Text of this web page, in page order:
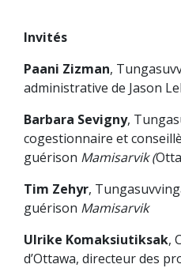
Invités
Paani Zizman,
administrative de Jason
Barbara Sevigny,
cogestionnaire et
guérison Mamisarvik (
Tim Zehyr,
guérison Mamisarvik
Ulrike Komaksiutiksak,
d’Ottawa, directeur des